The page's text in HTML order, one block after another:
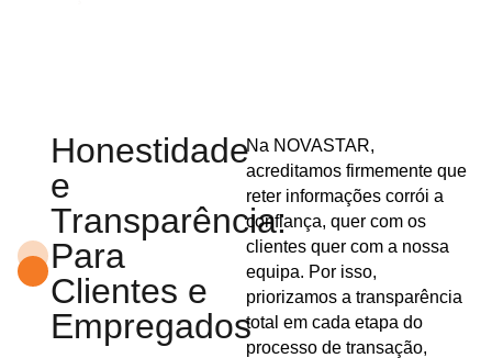
Honestidade
e
Transparência:
Para
Clientes e
Empregados
Na NOVASTAR,
acreditamos firmemente que
reter informações corrói a
confiança, quer com os
clientes quer com a nossa
equipa. Por isso,
priorizamos a transparência
total em cada etapa do
processo de transação,